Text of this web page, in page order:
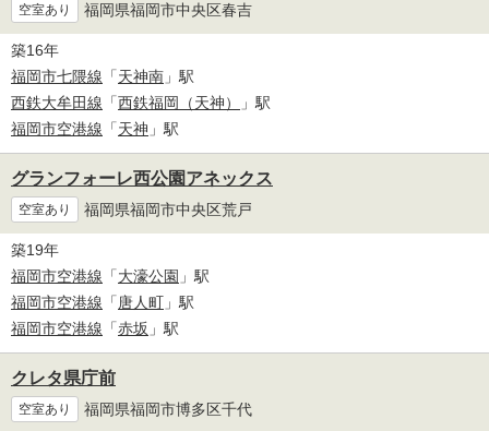
空室あり 福岡県福岡市中央区春吉
築16年
福岡市七隈線 「天神南 」駅
西鉄大牟田線 「西鉄福岡（天神）
」駅
福岡市空港線 「天神 」駅
グランフォーレ西公園アネックス
空室あり 福岡県福岡市中央区荒戸
築19年
福岡市空港線 「大濠公園 」駅
福岡市空港線 「 唐人町 」駅
福岡市空港線 「赤坂 」駅
クレタ県庁前
空室あり 福岡県福岡市博多区千代